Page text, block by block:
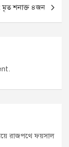
মৃত শনাক্ত ৪জন
রাজপথে ফয়সাল